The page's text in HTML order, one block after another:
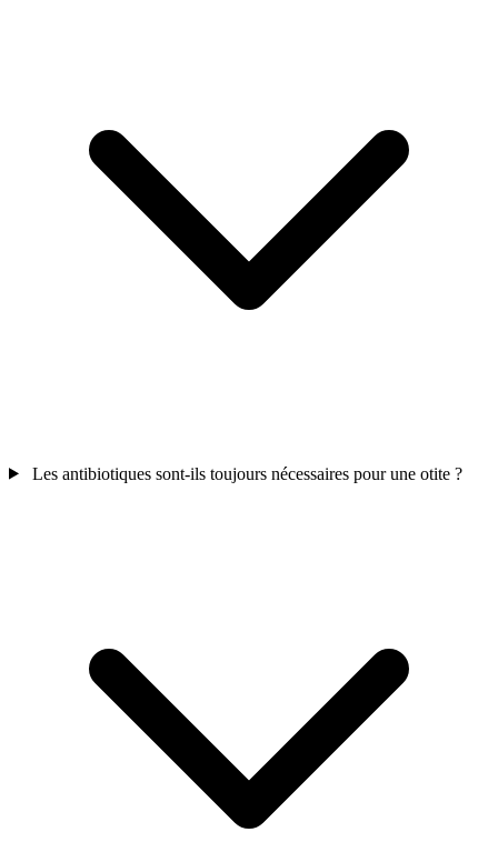
Les antibiotiques sont-ils toujours nécessaires pour une otite ?